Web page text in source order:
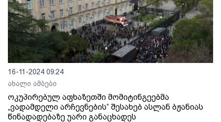
16-11-2024 09:24
ახალი ამბები
ოკუპირებულ აფხაზეთში მომიტინგეებმა
„ვადამდელი არჩევნების“ შესახებ ასლან ბჟანიას
წინადადებაზე უარი განაცხადეს